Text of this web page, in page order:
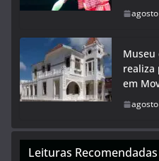
Museu
realiza
em
Leituras Recomendadas